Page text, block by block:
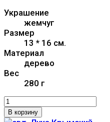
Украшение
жемчуг
Размер
13 * 16 см.
Материал
дерево
Вес
280 г
В корзину